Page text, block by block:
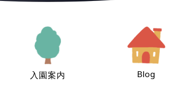
入園案内 Blog